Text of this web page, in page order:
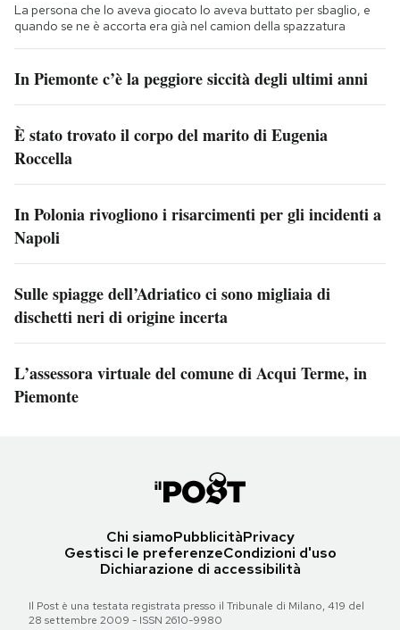
La persona che lo aveva giocato lo aveva buttato per sbaglio, e
quando se ne è accorta era già nel camion della spazzatura
In Piemonte c’è la peggiore siccità degli ultimi anni
È stato trovato il corpo del marito di Eugenia
Roccella
In Polonia rivogliono i risarcimenti per gli incidenti a
Napoli
Sulle spiagge dell’Adriatico ci sono migliaia di
dischetti neri di origine incerta
L’assessora virtuale del comune di Acqui Terme, in
Piemonte
Chi siamoPubblicitàPrivacy
Gestisci le preferenzeCondizioni d'uso
Dichiarazione di accessibilità
Il Post è una testata registrata presso il Tribunale di Milano, 419 del
28 settembre 2009 - ISSN 2610-9980